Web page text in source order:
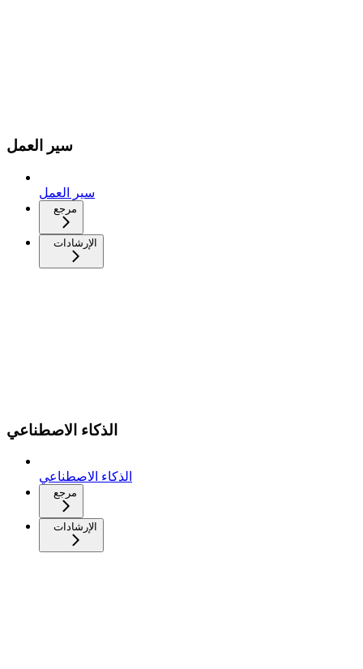
سير العمل
سير العمل
مرجع
الإرشادات
الذكاء الاصطناعي
الذكاء الاصطناعي
مرجع
الإرشادات